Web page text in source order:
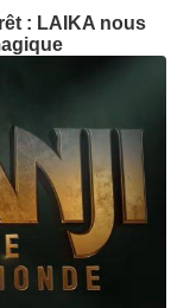
: LAIKA nous